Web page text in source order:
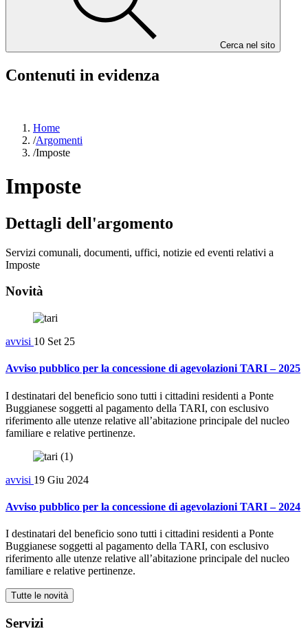
Cerca nel sito
Contenuti in evidenza
Home
/Argomenti
/Imposte
Imposte
Dettagli dell'argomento
Servizi comunali, documenti, uffici, notizie ed eventi relativi a
Imposte
Novità
avvisi 10 Set 25
Avviso pubblico per la concessione di agevolazioni TARI – 2025
I destinatari del beneficio sono tutti i cittadini residenti a Ponte
Buggianese soggetti al pagamento della TARI, con esclusivo
riferimento alle utenze relative all’abitazione principale del nucleo
familiare e relative pertinenze.
avvisi 19 Giu 2024
Avviso pubblico per la concessione di agevolazioni TARI – 2024
I destinatari del beneficio sono tutti i cittadini residenti a Ponte
Buggianese soggetti al pagamento della TARI, con esclusivo
riferimento alle utenze relative all’abitazione principale del nucleo
familiare e relative pertinenze.
Tutte le novità
Servizi